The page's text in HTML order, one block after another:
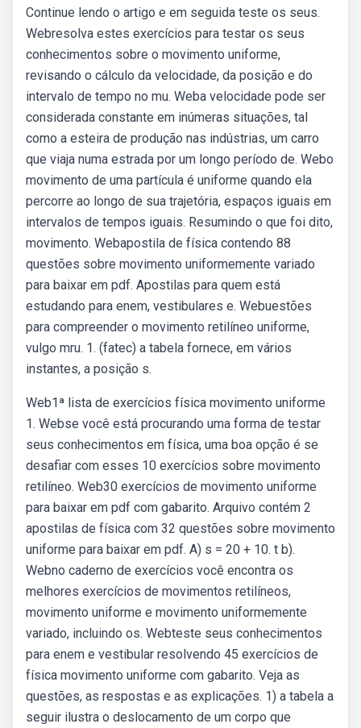
Continue lendo o artigo e em seguida teste os seus.
Webresolva estes exercícios para testar os seus
conhecimentos sobre o movimento uniforme,
revisando o cálculo da velocidade, da posição e do
intervalo de tempo no mu. Weba velocidade pode ser
considerada constante em inúmeras situações, tal
como a esteira de produção nas indústrias, um carro
que viaja numa estrada por um longo período de. Webo
movimento de uma partícula é uniforme quando ela
percorre ao longo de sua trajetória, espaços iguais em
intervalos de tempos iguais. Resumindo o que foi dito,
movimento. Webapostila de física contendo 88
questões sobre movimento uniformemente variado
para baixar em pdf. Apostilas para quem está
estudando para enem, vestibulares e. Webuestões
para compreender o movimento retilíneo uniforme,
vulgo mru. 1. (fatec) a tabela fornece, em vários
instantes, a posição s.
Web1ª lista de exercícios física movimento uniforme
1. Webse você está procurando uma forma de testar
seus conhecimentos em física, uma boa opção é se
desafiar com esses 10 exercícios sobre movimento
retilíneo. Web30 exercícios de movimento uniforme
para baixar em pdf com gabarito. Arquivo contém 2
apostilas de física com 32 questões sobre movimento
uniforme para baixar em pdf. A) s = 20 + 10. t b).
Webno caderno de exercícios você encontra os
melhores exercícios de movimentos retilíneos,
movimento uniforme e movimento uniformemente
variado, incluindo os. Webteste seus conhecimentos
para enem e vestibular resolvendo 45 exercícios de
física movimento uniforme com gabarito. Veja as
questões, as respostas e as explicações. 1) a tabela a
seguir ilustra o deslocamento de um corpo que